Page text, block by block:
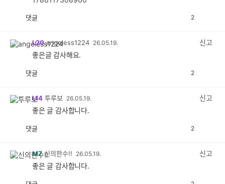
댓글 2
L20 angeless1224 26.05.19.
신고
좋은글 감사해요.
댓글 2
L14 투루보 26.05.19.
신고
좋은 글 감사합니다.
댓글 2
M7 신의한수!! 26.05.19.
신고
좋은 글 감사합니다.